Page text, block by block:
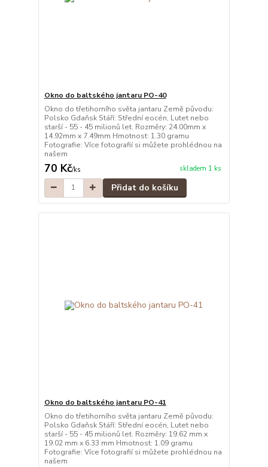
Okno do baltského jantaru PO-40
Okno do třetihorního světa jantaru Země původu:
Polsko Gdaňsk Stáří: Střední eocén, Lutet nebo
starší - 55 - 45 milionů let. Rozměry: 24.00mm x
14.92mm x 7.49mm Hmotnost: 1.30 gramu
Fotografie: Více fotografií si můžete prohlédnou na
našem
70 Kč/ks skladem 1 ks
Přidat do košíku
Okno do baltského jantaru PO-41
Okno do třetihorního světa jantaru Země původu:
Polsko Gdaňsk Stáří: Střední eocén, Lutet nebo
starší - 55 - 45 milionů let. Rozměry: 19.62 mm x
19.02 mm x 6.33 mm Hmotnost: 1.09 gramu
Fotografie: Více fotografií si můžete prohlédnou na
našem